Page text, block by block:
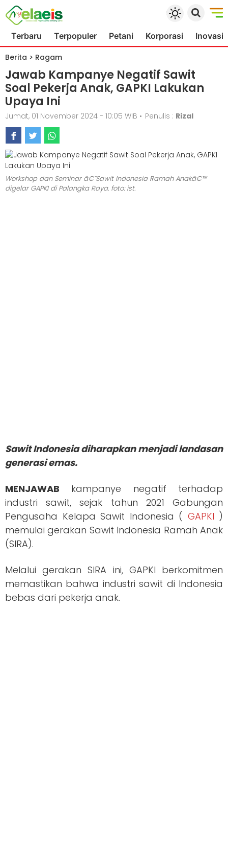
Terbaru Terpopuler Petani Korporasi Inovasi
Berita > Ragam
Jawab Kampanye Negatif Sawit
Soal Pekerja Anak, GAPKI Lakukan
Upaya Ini
Jumat, 01 November 2024 - 10:05 WIB • Penulis : Rizal
Workshop dan Seminar â€˜Sawit Indonesia Ramah Anakâ€™
digelar GAPKI di Palangka Raya. foto: ist.
Sawit Indonesia diharapkan menjadi landasan
generasi emas.
MENJAWAB kampanye negatif terhadap
industri sawit, sejak tahun 2021 Gabungan
Pengusaha Kelapa Sawit Indonesia ( GAPKI )
memulai gerakan Sawit Indonesia Ramah Anak
(SIRA).
Melalui gerakan SIRA ini, GAPKI berkomitmen
memastikan bahwa industri sawit di Indonesia
bebas dari pekerja anak.